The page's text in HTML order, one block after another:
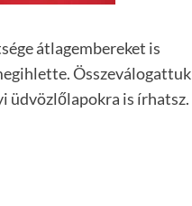
átlagembereket is
Összeválogattuk
üdvözlőlapokra is írhatsz.